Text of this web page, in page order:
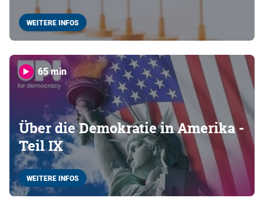
WEITERE INFOS
65 min
Über die Demokratie in Amerika -
Teil IX
WEITERE INFOS